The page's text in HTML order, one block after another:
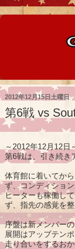
2012年12月15日土曜日
第6戦 vs
～2012年12月12日
第6戦は、引き続き
体育館に着いてか
ず、コンディショ
ヒーターも稼働し
ず、指先の感覚を
序盤は新メンバー
展開はアップテンポ
走り合いをするお